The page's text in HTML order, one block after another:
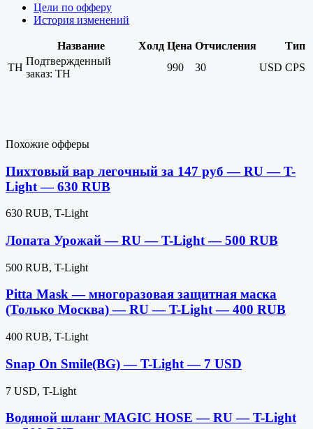
Цели по офферу
История изменений
Название Холд Цена Отчисления
Тип
TH
Подтвержденный
заказ: TH
990 30 USD CPS
Похожие офферы
Пихтовый вар легочный за 147 руб — RU — T-
Light — 630 RUB
630 RUB, T-Light
Лопата Урожай — RU — T-Light — 500 RUB
500 RUB, T-Light
Pitta Mask — многоразовая защитная маска
(Только Москва) — RU — T-Light — 400 RUB
400 RUB, T-Light
Snap On Smile(BG) — T-Light — 7 USD
7 USD, T-Light
Водяной шланг MAGIC HOSE — RU — T-Light